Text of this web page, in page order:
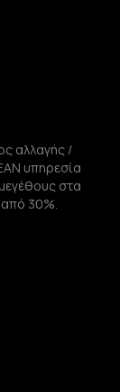
αλλαγής /
υπηρεσία
στα
30%.